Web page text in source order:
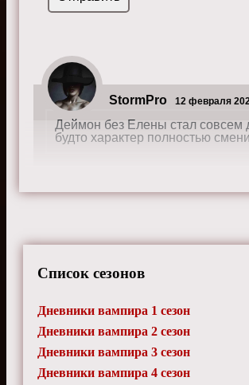
StormPro 12 февраля
Деймон без Елены стал совсем
будто характер полностью
Почему все вампиры такие
приукрашено.
Список сезонов
Дневники вампира 1 сезон
Дневники вампира 2 сезон
Дневники вампира 3 сезон
Дневники вампира 4 сезон